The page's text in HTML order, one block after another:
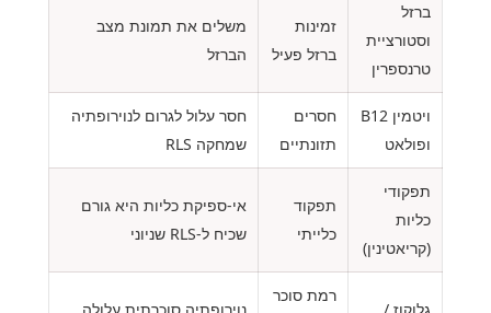
ברזל
וסטורציית
טרנספרין
זמינות
ברזל פעיל
משלים את תמונת מצב
הברזל
ויטמין B12
ופולאט
חסרים
תזונתיים
חסר עלול לגרום לנוירופתיה
שמחקה RLS
תפקודי
כליות
(קריאטינין)
תפקוד
כלייתי
אי-ספיקת כליות היא גורם
שכיח ל-RLS שניוני
רמת סוכר